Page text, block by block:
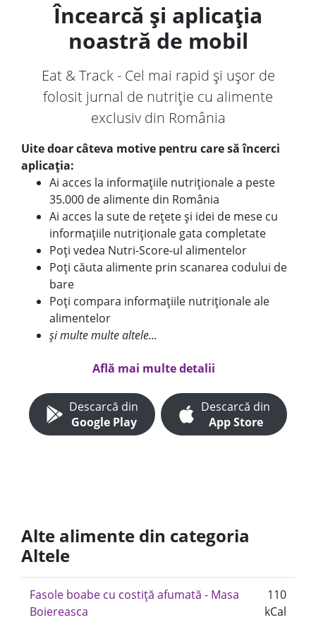
Încearcă și aplicația
noastră de mobil
Eat & Track - Cel mai rapid și ușor de
folosit jurnal de nutriție cu alimente
exclusiv din România
Uite doar câteva motive pentru care să încerci
aplicația:
Ai acces la informațiile nutriționale a peste
35.000 de alimente din România
Ai acces la sute de rețete și idei de mese cu
informațiile nutriționale gata completate
Poți vedea Nutri-Score-ul alimentelor
Poți căuta alimente prin scanarea codului de
bare
Poți compara informațiile nutriționale ale
alimentelor
și multe multe altele...
Află mai multe detalii
Descarcă din
Google Play
Descarcă din
App Store
Alte alimente din categoria
Altele
Fasole boabe cu costiță afumată - Masa
Boiereasca
110
kCal